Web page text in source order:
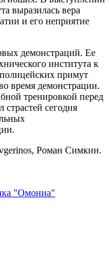
выразилась вера
и его неприятие
демонстраций. Ее
института к
примут
время демонстрации.
тренировкой перед
сегодня
Роман Симкин.
"Омониа"